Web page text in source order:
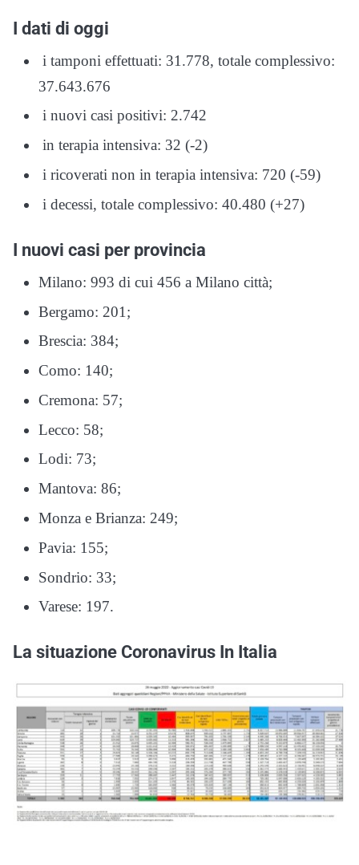
I dati di oggi
i tamponi effettuati: 31.778, totale complessivo:
37.643.676
i nuovi casi positivi: 2.742
in terapia intensiva: 32 (-2)
i ricoverati non in terapia intensiva: 720 (-59)
i decessi, totale complessivo: 40.480 (+27)
I nuovi casi per provincia
Milano: 993 di cui 456 a Milano città;
Bergamo: 201;
Brescia: 384;
Como: 140;
Cremona: 57;
Lecco: 58;
Lodi: 73;
Mantova: 86;
Monza e Brianza: 249;
Pavia: 155;
Sondrio: 33;
Varese: 197.
La situazione Coronavirus In Italia